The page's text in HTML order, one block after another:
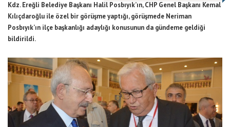
Kdz. Ereğli Belediye Başkanı Halil Posbıyık’ın, CHP Genel Başkanı Kemal
Kılıçdaroğlu ile özel bir görüşme yaptığı, görüşmede Neriman
Posbıyık’ın ilçe başkanlığı adaylığı konusunun da gündeme geldiği
bildirildi.